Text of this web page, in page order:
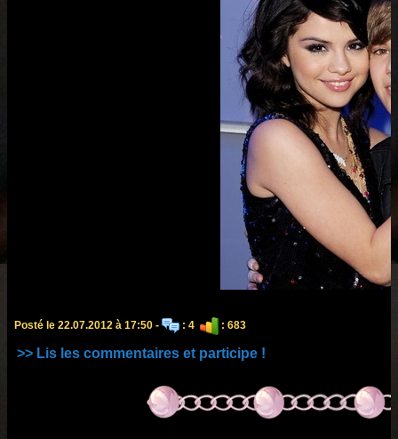
Posté le 22.07.2012 à 17:50 - : 4 : 683
>> Lis les commentaires et participe !